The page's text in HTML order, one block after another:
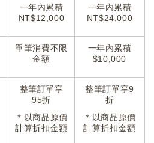
一年內累積
NT$12,000
一年內累積
NT$24,000
單筆消費不限
金額
一年內累積
$10,000
整筆訂單享
95折
＊以商品原價
計算折扣金額
整筆訂單享9
折
＊以商品原價
計算折扣金額